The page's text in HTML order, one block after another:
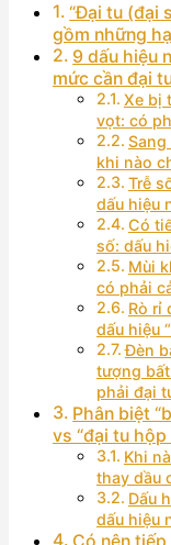
“Đại tu (đại
gồm những
9 dấu hiệu
mức cần đại
Xe bị
vọt: có
Sang
khi nào
Trễ
dấu hiệu
Có
số: dấu
Mùi
có phải
Rò rỉ
dấu hiệu
Đèn
tượng
phải đại
Phân biệt
vs “đại tu
Khi
thay dầu
Dấu
dấu hiệu